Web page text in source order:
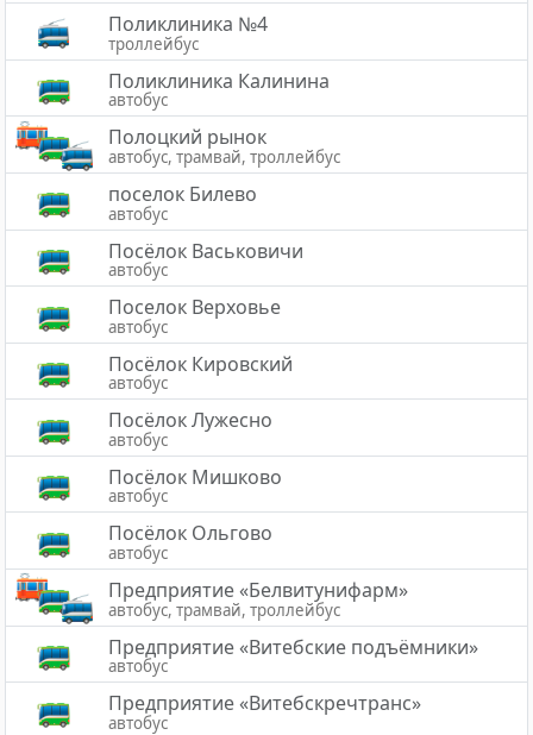
Поликлиника №4
троллейбус
Поликлиника Калинина
автобус
Полоцкий рынок
автобус, трамвай, троллейбус
поселок Билево
автобус
Посёлок Васьковичи
автобус
Поселок Верховье
автобус
Посёлок Кировский
автобус
Посёлок Лужесно
автобус
Посёлок Мишково
автобус
Посёлок Ольгово
автобус
Предприятие «Белвитунифарм»
автобус, трамвай, троллейбус
Предприятие «Витебские подъёмники»
автобус
Предприятие «Витебскречтранс»
автобус